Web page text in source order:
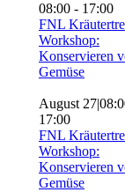
08:00 - 17:00
FNL
Workshop:
Konservieren
Gemüse
August
17:00
FNL
Workshop:
Konservieren
Gemüse